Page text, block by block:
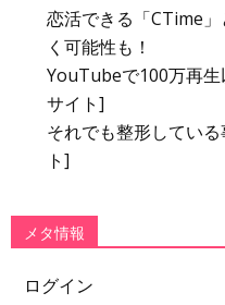
恋活できる「CTime
く可能性も！
YouTubeで100万再
サイト]
それでも整形してい
ト]
メタ情報
ログイン